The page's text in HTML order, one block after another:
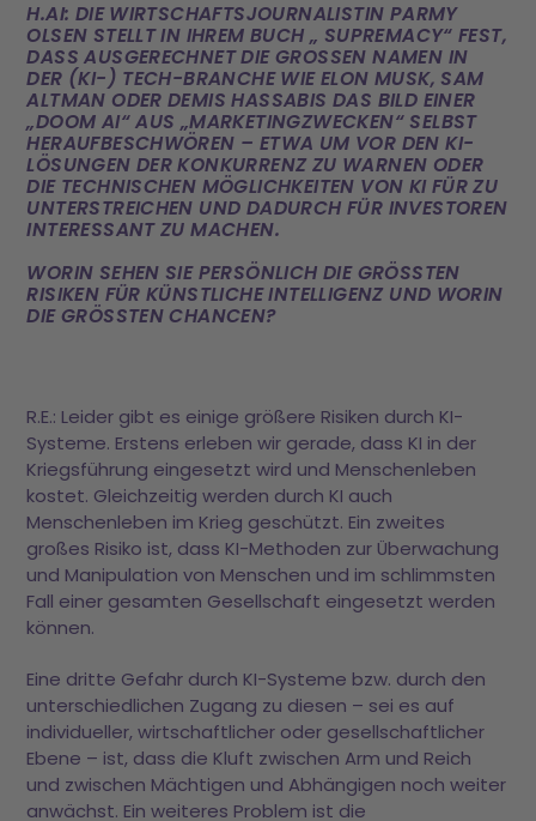
H.AI: DIE WIRTSCHAFTSJOURNALISTIN PARMY
OLSEN STELLT IN IHREM BUCH „ SUPREMACY“ FEST,
DASS AUSGERECHNET DIE GROSSEN NAMEN IN D
ER (KI-) TECH-BRANCHE WIE ELON MUSK, SAM A
LTMAN ODER DEMIS HASSABIS DAS BILD EINER „
DOOM AI“ AUS „MARKETINGZWECKEN“ SELBST H
ERAUFBESCHWÖREN – ETWA UM VOR DEN KI-L
ÖSUNGEN DER KONKURRENZ ZU WARNEN ODER D
IE TECHNISCHEN MÖGLICHKEITEN VON KI FÜR ZU U
NTERSTREICHEN UND DADURCH FÜR INVESTOREN I
NTERESSANT ZU MACHEN.
WORIN SEHEN SIE PERSÖNLICH DIE GRÖSSTEN R
ISIKEN FÜR KÜNSTLICHE INTELLIGENZ UND WORIN D
IE GRÖSSTEN CHANCEN?
R.E.: Leider gibt es einige größere Risiken durch KI-
Systeme. Erstens erleben wir gerade, dass KI in der
Kriegsführung eingesetzt wird und Menschenleben
kostet. Gleichzeitig werden durch KI auch
Menschenleben im Krieg geschützt. Ein zweites
großes Risiko ist, dass KI-Methoden zur Überwachung
und Manipulation von Menschen und im schlimmsten
Fall einer gesamten Gesellschaft eingesetzt werden
können.
Eine dritte Gefahr durch KI-Systeme bzw. durch den
unterschiedlichen Zugang zu diesen – sei es auf
individueller, wirtschaftlicher oder gesellschaftlicher
Ebene – ist, dass die Kluft zwischen Arm und Reich
und zwischen Mächtigen und Abhängigen noch weiter
anwächst. Ein weiteres Problem ist die